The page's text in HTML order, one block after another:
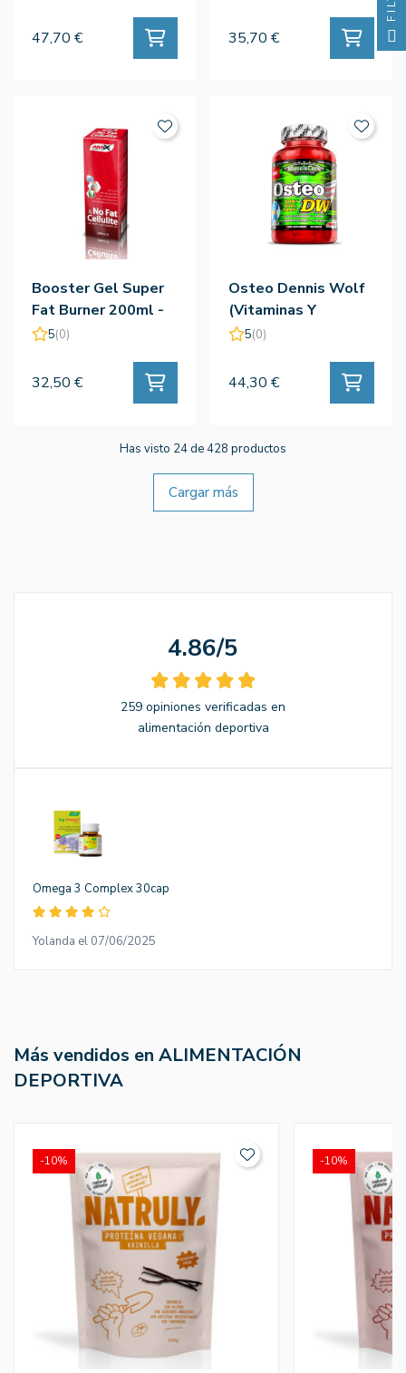
47,70 € 35,70 €
Booster Gel Super
Fat Burner 200ml -
Amix
5(0)
32,50 €
Osteo Dennis Wolf
(Vitaminas Y
Minerales) 90 Tab -
5(0)
44,30 €
Has visto 24 de 428 productos
Cargar más
4.86/5
259 opiniones verificadas en
alimentación deportiva
Omega 3 Complex 30cap
Yolanda el 07/06/2025
Más vendidos en ALIMENTACIÓN
DEPORTIVA
-10% -10%